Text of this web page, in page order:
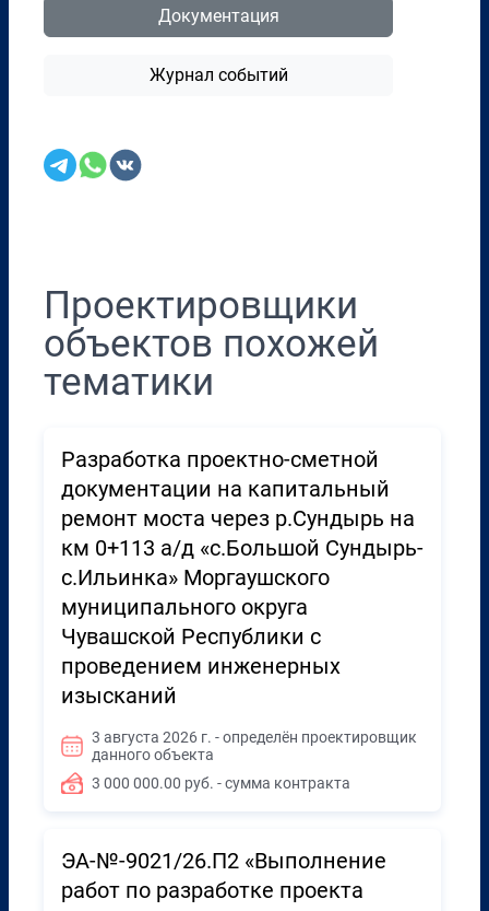
Документация
Журнал событий
Проектировщики
объектов похожей
тематики
Разработка проектно-сметной
документации на капитальный
ремонт моста через р.Сундырь на
км 0+113 а/д «с.Большой Сундырь-
с.Ильинка» Моргаушского
муниципального округа
Чувашской Республики с
проведением инженерных
изысканий
3 августа 2026 г. - определён проектировщик
данного объекта
3 000 000.00 руб. - сумма контракта
ЭА-№-9021/26.П2 «Выполнение
работ по разработке проекта